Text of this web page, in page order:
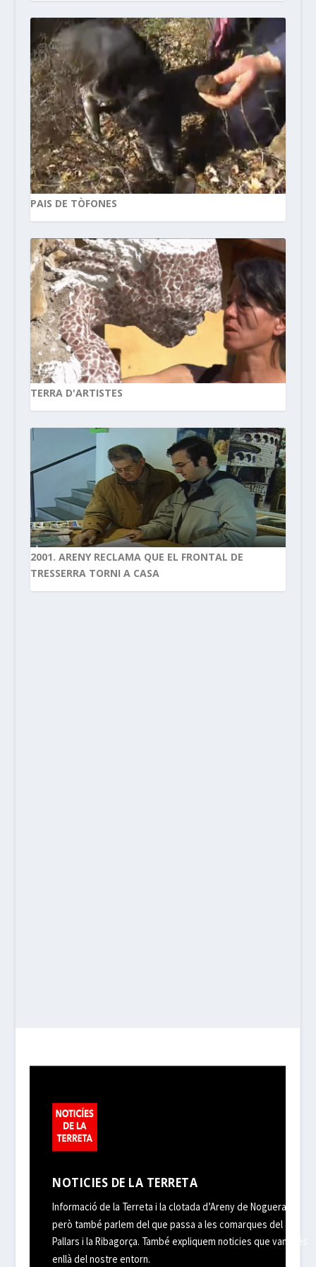
PAIS DE TÒFONES
TERRA D'ARTISTES
2001. ARENY RECLAMA QUE EL FRONTAL DE
TRESSERRA TORNI A CASA
NOTICIES DE LA TERRETA
Informació de la Terreta i la clotada d’Areny de Noguera,
però també parlem del que passa a les comarques del
Pallars i la Ribagorça. També expliquem noticies que van més
enllà del nostre entorn.